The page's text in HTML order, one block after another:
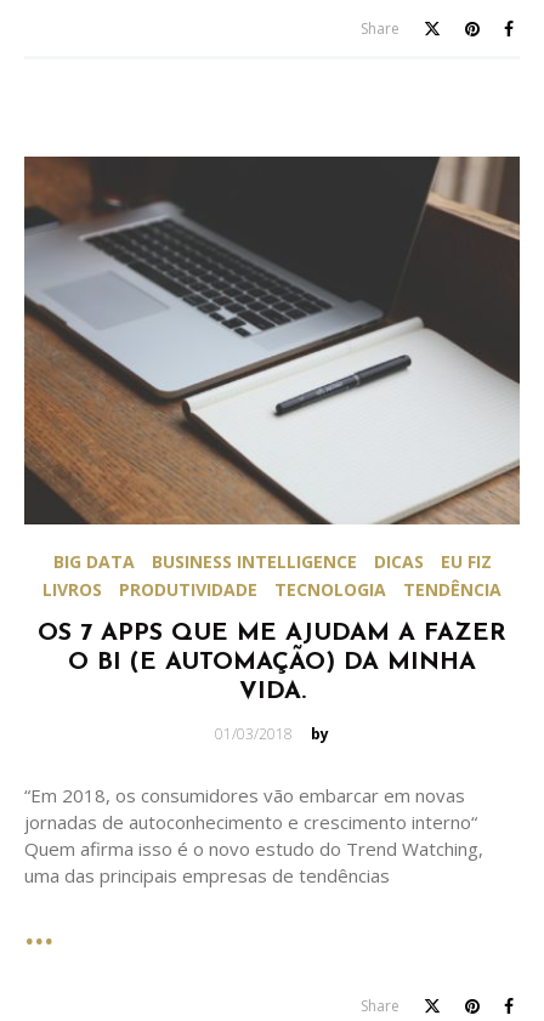
Share
BIG DATA BUSINESS INTELLIGENCE DICAS
EU FIZ
LIVROS
PRODUTIVIDADE TECNOLOGIA TENDÊNCIA
OS 7 APPS QUE ME AJUDAM A FAZER
O BI (E AUTOMAÇÃO) DA MINHA
VIDA.
Posted
01/03/2018 by
“Em 2018, os consumidores vão embarcar em novas
jornadas de autoconhecimento e crescimento interno“
Quem afirma isso é o novo estudo do Trend Watching,
uma das principais empresas de tendências
Share